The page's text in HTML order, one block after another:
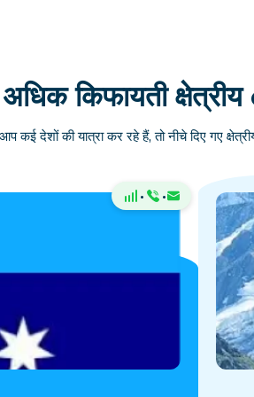
अधिक किफायती
कई देशों की यात्रा कर रहे हैं, तो नीचे दिए गए
· ·